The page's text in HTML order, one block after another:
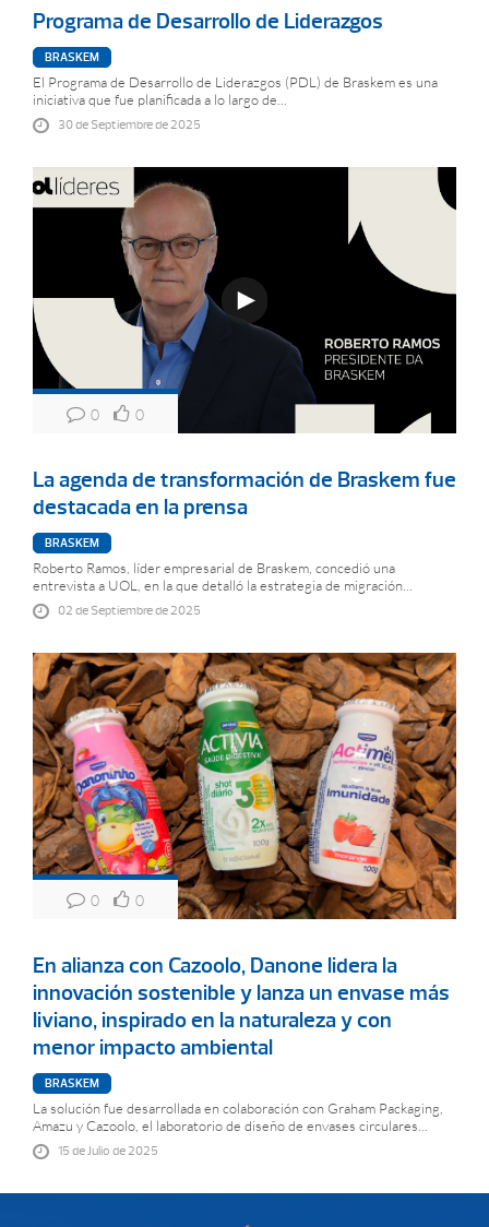
Programa de Desarrollo de Liderazgos
BRASKEM
El Programa de Desarrollo de Liderazgos (PDL) de Braskem es una
iniciativa que fue planificada a lo largo de...
30 de Septiembre de 2025
0 0
La agenda de transformación de Braskem fue
destacada en la prensa
BRASKEM
Roberto Ramos, líder empresarial de Braskem, concedió una
entrevista a UOL, en la que detalló la estrategia de migración...
02 de Septiembre de 2025
0 0
En alianza con Cazoolo, Danone lidera la
innovación sostenible y lanza un envase más
liviano, inspirado en la naturaleza y con
menor impacto ambiental
BRASKEM
La solución fue desarrollada en colaboración con Graham Packaging,
Amazu y Cazoolo, el laboratorio de diseño de envases circulares...
15 de Julio de 2025